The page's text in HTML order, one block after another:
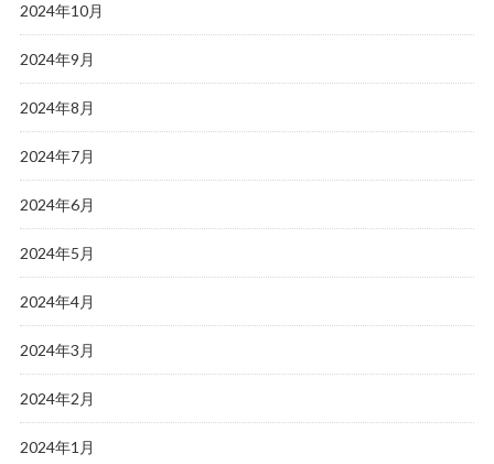
2024年10月
2024年9月
2024年8月
2024年7月
2024年6月
2024年5月
2024年4月
2024年3月
2024年2月
2024年1月